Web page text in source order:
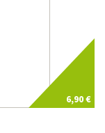
6,90 €